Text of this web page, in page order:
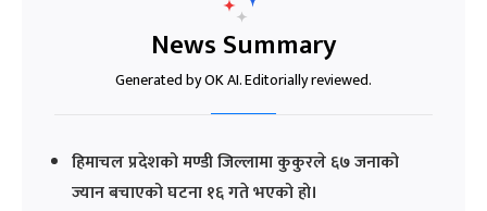
News Summary
Generated by OK AI. Editorially reviewed.
हिमाचल प्रदेशको मण्डी जिल्लामा कुकुरले ६७ जनाको
ज्यान बचाएको घटना १६ गते भएको हो।